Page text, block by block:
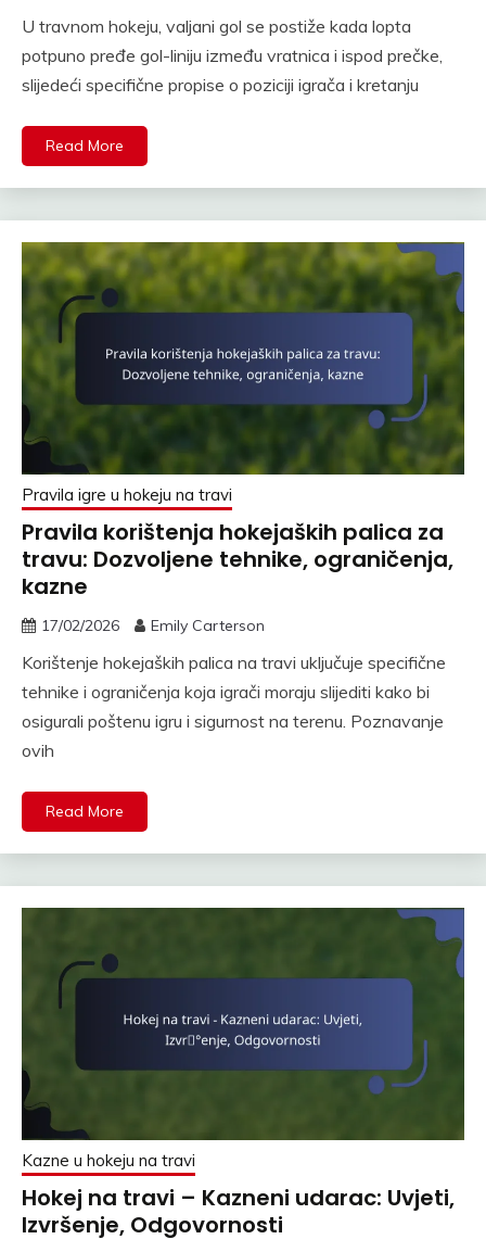
U travnom hokeju, valjani gol se postiže kada lopta
potpuno pređe gol-liniju između vratnica i ispod prečke,
slijedeći specifične propise o poziciji igrača i kretanju
Read More
Pravila igre u hokeju na travi
Pravila korištenja hokejaških palica za
travu: Dozvoljene tehnike, ograničenja,
kazne
17/02/2026 Emily Carterson
Korištenje hokejaških palica na travi uključuje specifične
tehnike i ograničenja koja igrači moraju slijediti kako bi
osigurali poštenu igru i sigurnost na terenu. Poznavanje
ovih
Read More
Kazne u hokeju na travi
Hokej na travi – Kazneni udarac: Uvjeti,
Izvršenje, Odgovornosti